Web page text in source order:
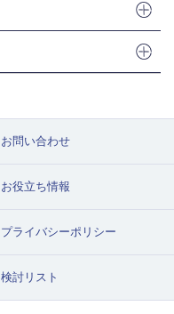
お問い合わせ
お役立ち情報
プライバシーポリシー
検討リスト